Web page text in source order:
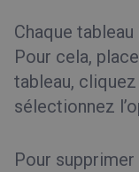
Chaque
Pour cela,
tableau,
sélectionnez
Pour supprimer